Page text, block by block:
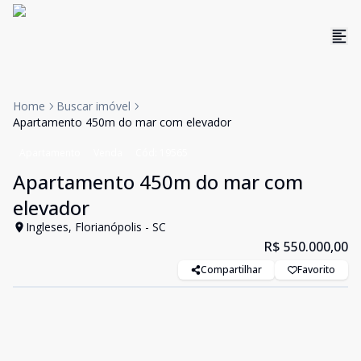
Home
Buscar imóvel
Apartamento 450m do mar com elevador
Apartamento 450m do mar com
elevador
Ingleses, Florianópolis - SC
R$ 550.000,00
Compartilhar Favorito